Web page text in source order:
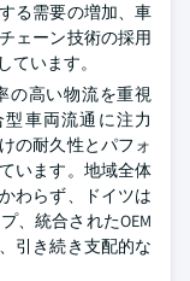
る需要の増加、車
ェーン技術の採用
います。
の高い物流を重視
型車両流通に注力
の耐久性とパフォ
います。地域全体
わらず、ドイツは
、統合されたOEM
引き続き支配的な